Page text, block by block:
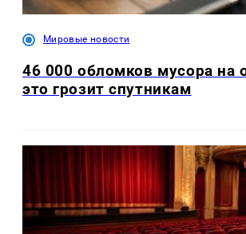
Мировые новости
46 000 обломков мусора на
это грозит спутникам